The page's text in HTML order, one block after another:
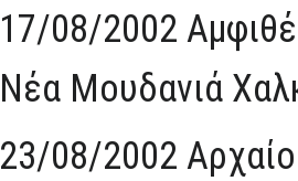
17/08/2002
Νέα Μουδανιά
23/08/2002